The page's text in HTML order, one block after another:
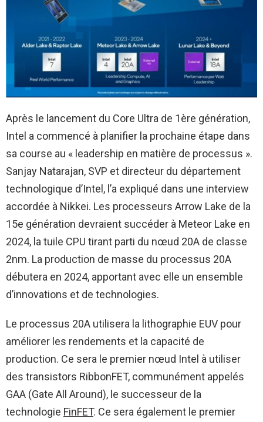
Après le lancement du Core Ultra de 1ère génération,
Intel a commencé à planifier la prochaine étape dans
sa course au « leadership en matière de processus ».
Sanjay Natarajan, SVP et directeur du département
technologique d’Intel, l’a expliqué dans une interview
accordée à Nikkei. Les processeurs Arrow Lake de la
15e génération devraient succéder à Meteor Lake en
2024, la tuile CPU tirant parti du nœud 20A de classe
2nm. La production de masse du processus 20A
débutera en 2024, apportant avec elle un ensemble
d’innovations et de technologies.
Le processus 20A utilisera la lithographie EUV pour
améliorer les rendements et la capacité de
production. Ce sera le premier nœud Intel à utiliser
des transistors RibbonFET, communément appelés
GAA (Gate All Around), le successeur de la
technologie FinFET. Ce sera également le premier